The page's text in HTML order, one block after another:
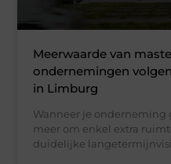
Meerwaarde van
ondernemingen
in Limburg
Wanneer je onderneming
meer om enkel extra
duidelijke